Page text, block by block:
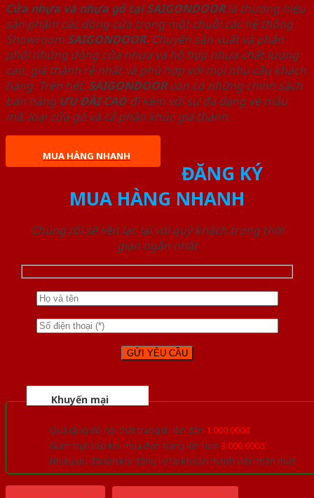
Cửa nhựa và nhựa gỗ tại SAIGONDOORlà thương hiệu
sản phẩm các dòng cửa trong một chuỗi các hệ thống
Showroom SAIGONDOOR. Chuyên sản xuất và phân
phối những dòng cửa nhựa và hỗ hợp nhựa chất lượng
cao, giá thành rẻ nhất và phù hợp với mọi nhu cầu khách
hàng. Trên hết, SAIGONDOORcòn có những chính sách
bán hàng ƯU ĐÃI CAOđi kèm với sự đa dạng về mẫu
mã, loại cửa gỗ và cả phân khúc giá thành.
MUA HÀNG NHANH
ĐĂNG KÝ
MUA HÀNG NHANH
Chúng tôi sẽ liên lạc lại với quý khách trong thời
gian ngắn nhất
Khuyến mại
Quà tặng đồ nội thất trang trí lên đến 1.000.000đ
Giảm trực tiếp khi mua đơn hàng lớn hơn 3.000.000đ
Nhiều ưu đãi lớn khi đăng ký tài khoản thành viên thân thiết